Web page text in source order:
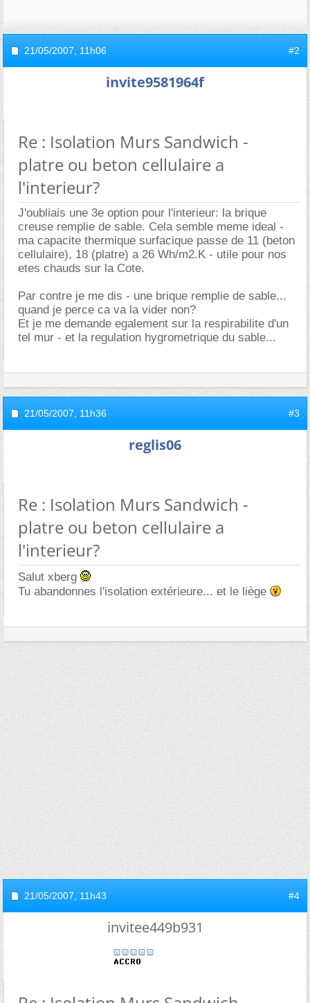
21/05/2007, 11h06 #2
invite9581964f
Re : Isolation Murs Sandwich -
platre ou beton cellulaire a
l'interieur?
J'oubliais une 3e option pour l'interieur: la brique
creuse remplie de sable. Cela semble meme ideal -
ma capacite thermique surfacique passe de 11 (beton
cellulaire), 18 (platre) a 26 Wh/m2.K - utile pour nos
etes chauds sur la Cote.
Par contre je me dis - une brique remplie de sable...
quand je perce ca va la vider non?
Et je me demande egalement sur la respirabilite d'un
tel mur - et la regulation hygrometrique du sable...
21/05/2007, 11h36 #3
reglis06
Re : Isolation Murs Sandwich -
platre ou beton cellulaire a
l'interieur?
Salut xberg
Tu abandonnes l'isolation extérieure... et le liège
21/05/2007, 11h43 #4
invitee449b931